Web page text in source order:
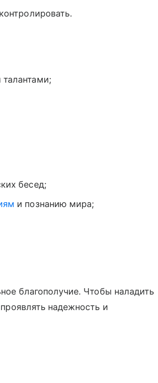
бесед;
и познанию мира;
благополучие. Чтобы наладить
надежность и